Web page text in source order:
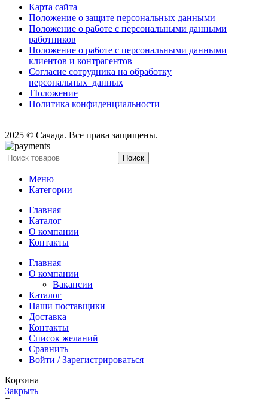
Карта сайта
Положение o защите персональных данными
Положение o pa6oтe c персональными данными
работников
Положение o pa6oтe c персональными данными
клиентов и контрагентов
Согласие сотрудника на обработку
персональных_данных
TIоложение
Политика конфиденциальности
2025 © Сачада. Все права защищены.
Поиск
Меню
Категории
Главная
Каталог
О компании
Контакты
Главная
О компании
Вакансии
Каталог
Наши поставщики
Доставка
Контакты
Список желаний
Сравнить
Войти / Зарегистрироваться
Корзина
Закрыть